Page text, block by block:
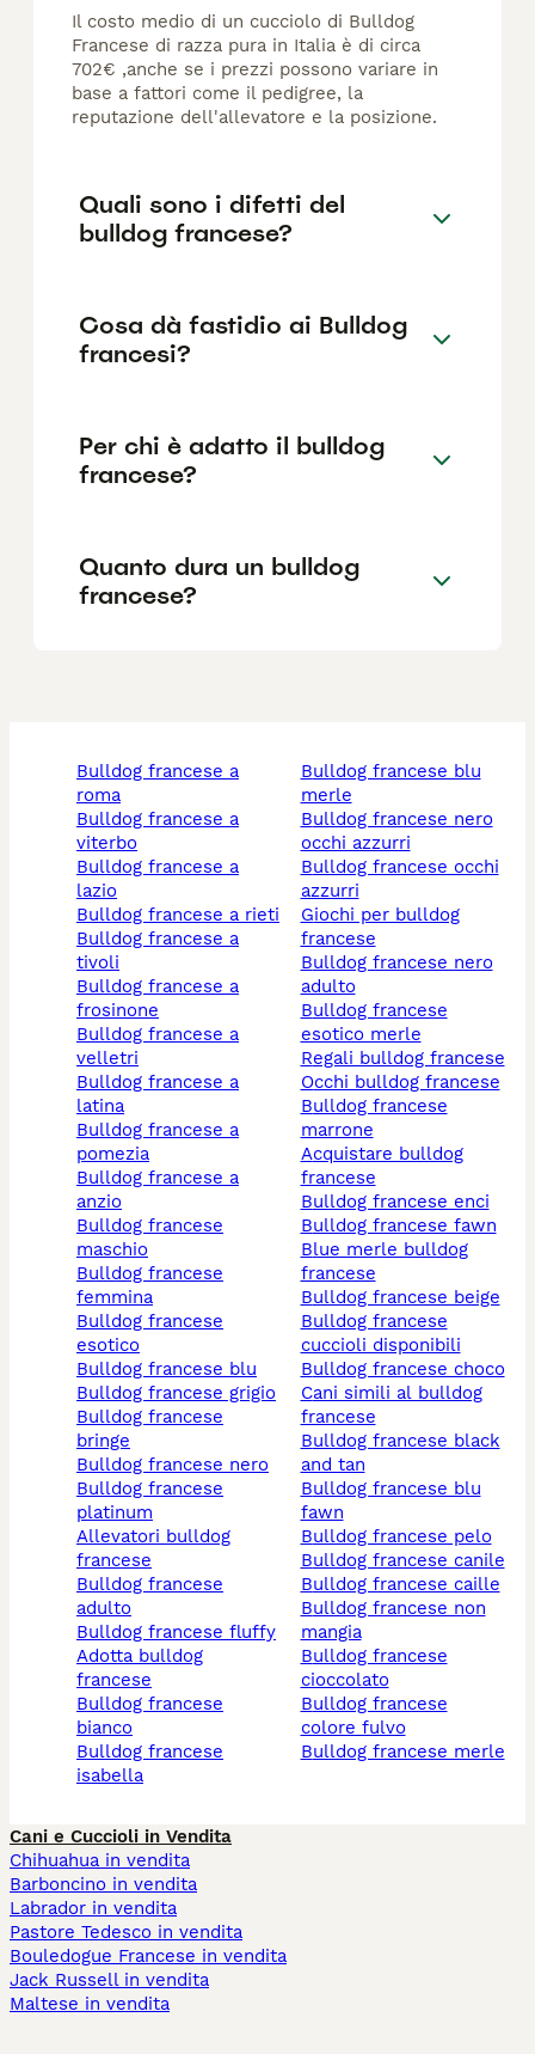
Il costo medio di un cucciolo di Bulldog
Francese di razza pura in Italia è di circa
702€ ,anche se i prezzi possono variare in
base a fattori come il pedigree, la
reputazione dell'allevatore e la posizione.
Quali sono i difetti del
bulldog francese?
Cosa dà fastidio ai Bulldog
francesi?
Per chi è adatto il bulldog
francese?
Quanto dura un bulldog
francese?
bulldog francese a
roma
bulldog francese a
viterbo
bulldog francese a
lazio
bulldog francese a rieti
bulldog francese a
tivoli
bulldog francese a
frosinone
bulldog francese a
velletri
bulldog francese a
latina
bulldog francese a
pomezia
bulldog francese a
anzio
bulldog francese
maschio
bulldog francese
femmina
bulldog francese
esotico
bulldog francese blu
bulldog francese grigio
bulldog francese
bringe
bulldog francese nero
bulldog francese
platinum
allevatori bulldog
francese
bulldog francese
adulto
bulldog francese fluffy
adotta bulldog
francese
bulldog francese
bianco
bulldog francese
isabella
bulldog francese blu
merle
bulldog francese nero
occhi azzurri
bulldog francese occhi
azzurri
giochi per bulldog
francese
bulldog francese nero
adulto
bulldog francese
esotico merle
regali bulldog francese
occhi bulldog francese
bulldog francese
marrone
acquistare bulldog
francese
bulldog francese enci
bulldog francese fawn
blue merle bulldog
francese
bulldog francese beige
bulldog francese
cuccioli disponibili
bulldog francese choco
cani simili al bulldog
francese
bulldog francese black
and tan
bulldog francese blu
fawn
bulldog francese pelo
bulldog francese canile
bulldog francese caille
bulldog francese non
mangia
bulldog francese
cioccolato
bulldog francese
colore fulvo
bulldog francese merle
Cani e Cuccioli in Vendita
Chihuahua in vendita
Barboncino in vendita
Labrador in vendita
Pastore Tedesco in vendita
Bouledogue Francese in vendita
Jack Russell in vendita
Maltese in vendita